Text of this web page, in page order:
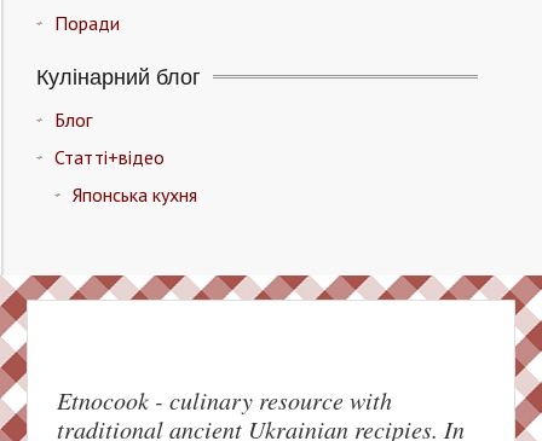
Поради
Кулінарний блог
Блог
Статті+відео
Японська кухня
Etnocook - culinary resource with
traditional ancient Ukrainian recipies. In